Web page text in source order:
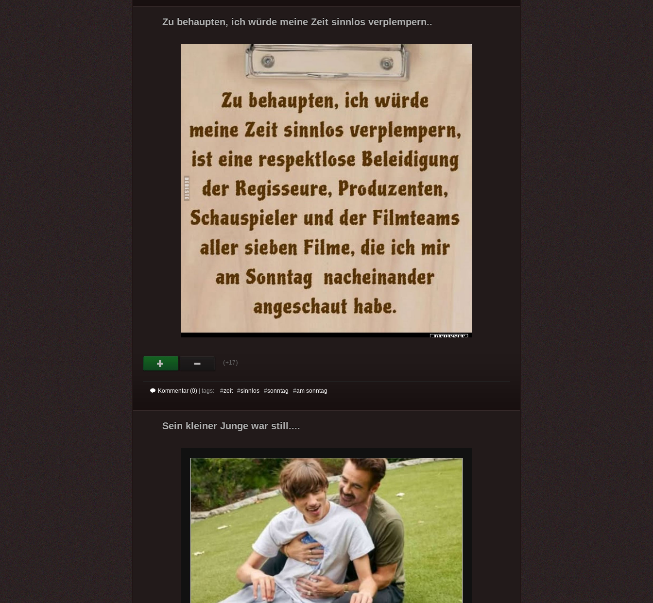
Zu behaupten, ich würde meine Zeit sinnlos verplempern..
(+17)
Kommentar (0) | tags: #zeit#sinnlos #sonntag #am sonntag
Sein kleiner Junge war still....